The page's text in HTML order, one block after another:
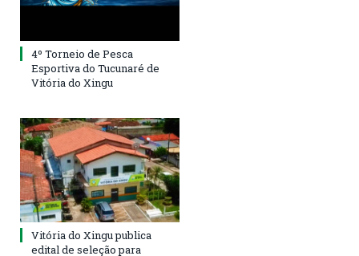
4º Torneio de Pesca
Esportiva do Tucunaré de
Vitória do Xingu
Vitória do Xingu publica
edital de seleção para